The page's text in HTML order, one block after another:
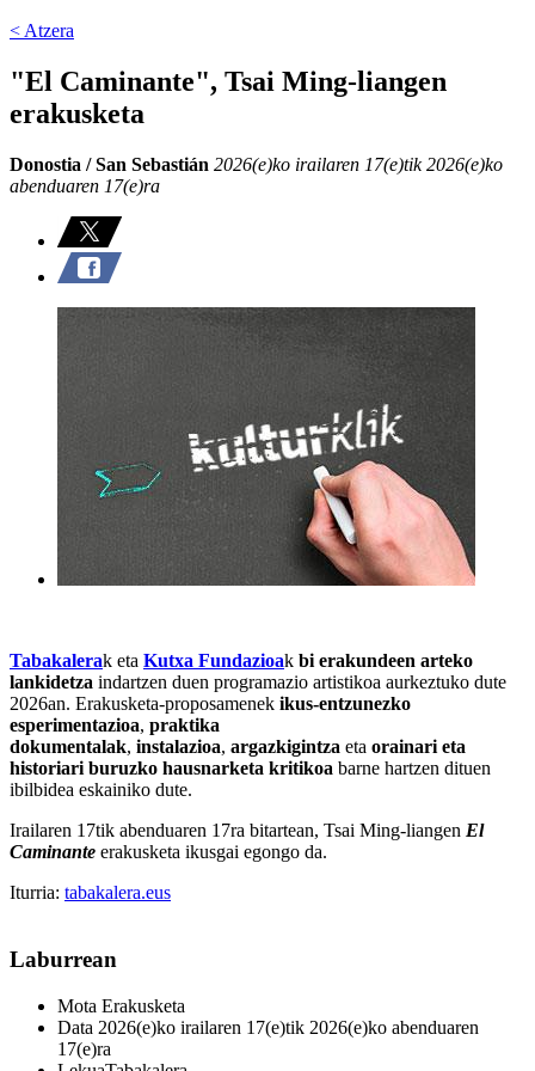
< Atzera
"El Caminante", Tsai Ming-liangen
erakusketa
Donostia / San Sebastián 2026(e)ko irailaren 17(e)tik 2026(e)ko
abenduaren 17(e)ra
Tabakalerak eta Kutxa Fundazioak bi erakundeen arteko
lankidetza indartzen duen programazio artistikoa aurkeztuko dute
2026an. Erakusketa-proposamenek ikus-entzunezko
esperimentazioa, praktika
dokumentalak, instalazioa, argazkigintza eta orainari eta
historiari buruzko hausnarketa kritikoa barne hartzen dituen
ibilbidea eskainiko dute.
Irailaren 17tik abenduaren 17ra bitartean, Tsai Ming-liangen El
Caminante erakusketa ikusgai egongo da.
Iturria: tabakalera.eus
Laburrean
Mota Erakusketa
Data 2026(e)ko irailaren 17(e)tik 2026(e)ko abenduaren
17(e)ra